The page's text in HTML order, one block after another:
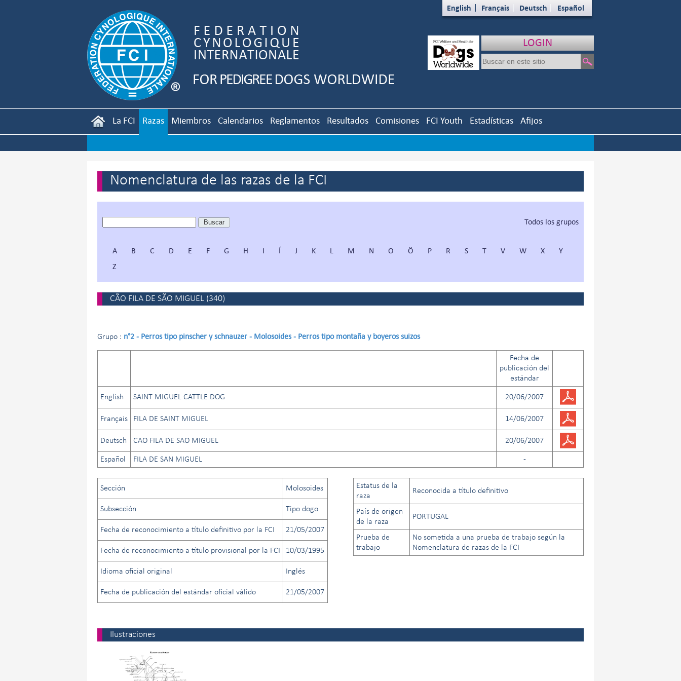
English Français Deutsch Español
LOGIN
La FCI Razas Miembros Calendarios Reglamentos Resultados Comisiones FCI Youth Estadísticas Afijos
Nomenclatura de las razas de la FCI
Todos los grupos
A B C D E F G H I Í J K L M N O Ö P R S T V W X
Y
Z
CÃO FILA DE SÃO MIGUEL (340)
Grupo : n°2 - Perros tipo pinscher y schnauzer - Molosoides - Perros tipo montaña y boyeros suizos
Fecha de
publicación del
estándar
English SAINT MIGUEL CATTLE DOG 20/06/2007
Français FILA DE SAINT MIGUEL 14/06/2007
Deutsch CAO FILA DE SAO MIGUEL 20/06/2007
Español FILA DE SAN MIGUEL -
Sección Molosoides
Subsección Tipo dogo
Fecha de reconocimiento a título definitivo por la FCI 21/05/2007
Fecha de reconocimiento a título provisional por la FCI 10/03/1995
Idioma oficial original Inglés
Fecha de publicación del estándar oficial válido 21/05/2007
Estatus de la
raza
Reconocida a título definitivo
País de origen
de la raza
PORTUGAL
Prueba de
trabajo
No sometida a una prueba de trabajo según la
Nomenclatura de razas de la FCI
Ilustraciones